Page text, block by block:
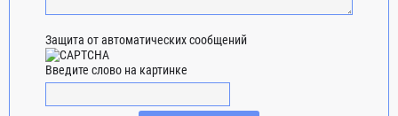
Защита от автоматических сообщений
Введите слово на картинке